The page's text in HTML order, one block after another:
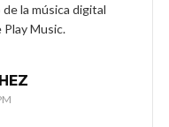
la música digital
Play Music.